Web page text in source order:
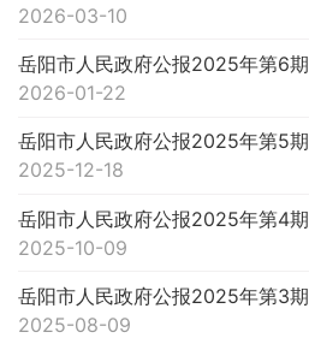
2026-03-10
岳阳市人民政府公报2025年第6期
2026-01-22
岳阳市人民政府公报2025年第5期
2025-12-18
岳阳市人民政府公报2025年第4期
2025-10-09
岳阳市人民政府公报2025年第3期
2025-08-09